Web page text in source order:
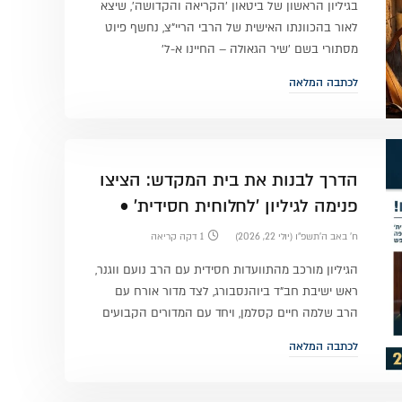
בגיליון הראשון של ביטאון 'הקריאה והקדושה', שיצא
לאור בהכוונתו האישית של הרבי הריי"צ, נחשף פיוט
מסתורי בשם 'שיר הגאולה – החיינו א-ל'
לכתבה המלאה
הדרך לבנות את בית המקדש: הציצו
פנימה לגיליון 'לחלוחית חסידית' •
להורדה
ח׳ באב ה׳תשפ״ו (יולי 22, 2026) 1 דקה קריאה
הגיליון מורכב מהתוועדות חסידית עם הרב נועם ווגנר,
ראש ישיבת חב"ד ביוהנסבורג, לצד מדור אורח עם
הרב שלמה חיים קסלמן, ויחד עם המדורים הקבועים
לכתבה המלאה